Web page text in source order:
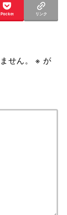
Pocket リンク
せん。 ※ が